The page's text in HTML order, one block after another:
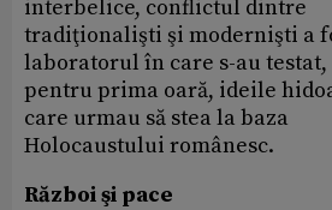
interbelice, conflictul dintre
tradiţionalişti şi modernişti a
laboratorul în care s-au testat,
pentru prima oară, ideile
care urmau să stea la baza
Holocaustului românesc.
Război şi pace